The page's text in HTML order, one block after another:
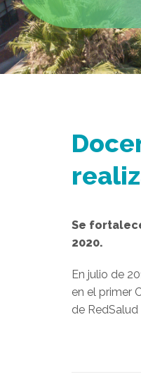
Se
2020.
En julio de
en el primer
de